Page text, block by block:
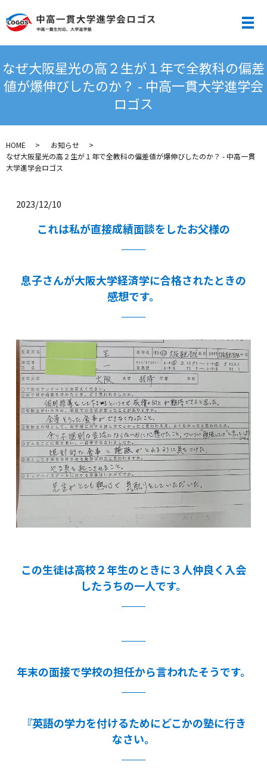
メ
なぜ大阪星光の高２生が１年で全教科の偏差
値が爆伸びしたのか？ - 中高一貫大学進学会
ロゴス
HOME
お知らせ
なぜ大阪星光の高２生が１年で全教科の偏差値が爆伸びしたのか？ - 中高一貫
大学進学会ロゴス
2023/12/10
これは私が直接成績面談をしたお父様の
息子さんが大阪大学経済学に合格されたときの
感想です。
この生徒は高校２年生のときに３人仲良く入会
したうちの一人です。
年末の面接で学校の担任から言われたそうです。
『英語の学力を付けるためにどこかの塾に行き
なさい。